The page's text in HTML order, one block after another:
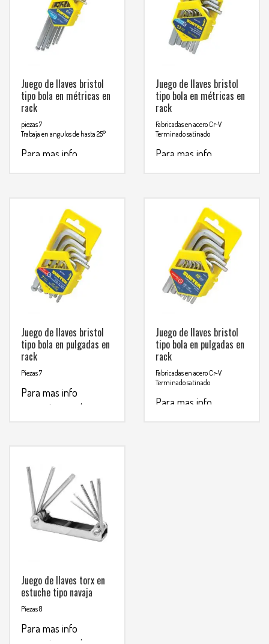
Juego de llaves bristol
tipo bola en métricas en
rack
piezas 7
Trabaja en angulos de hasta 25°
Para mas info
Juego de llaves bristol
tipo bola en métricas en
rack
Fabricadas en acero Cr-V
Terminado satinado
Para mas info
Juego de llaves bristol
tipo bola en pulgadas en
rack
Piezas 7
Para mas info
comunicarse al
Juego de llaves bristol
tipo bola en pulgadas en
rack
Fabricadas en acero Cr-V
Terminado satinado
Para mas info
Juego de llaves torx en
estuche tipo navaja
Piezas 8
Para mas info